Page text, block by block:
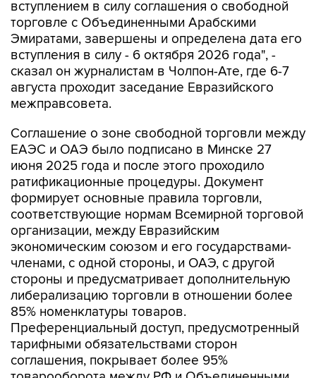
вступлением в силу соглашения о свободной
торговле с Объединенными Арабскими
Эмиратами, завершены и определена дата его
вступления в силу - 6 октября 2026 года", -
сказал он журналистам в Чолпон-Ате, где 6-7
августа проходит заседание Евразийского
межправсовета.
Соглашение о зоне свободной торговли между
ЕАЭС и ОАЭ было подписано в Минске 27
июня 2025 года и после этого проходило
ратификационные процедуры. Документ
формирует основные правила торговли,
соответствующие нормам Всемирной торговой
организации, между Евразийским
экономическим союзом и его государствами-
членами, с одной стороны, и ОАЭ, с другой
стороны и предусматривает дополнительную
либерализацию торговли в отношении более
85% номенклатуры товаров.
Преференциальный доступ, предусмотренный
тарифными обязательствами сторон
соглашения, покрывает более 95%